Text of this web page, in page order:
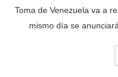
Toma de Venezuela va a
mismo día se